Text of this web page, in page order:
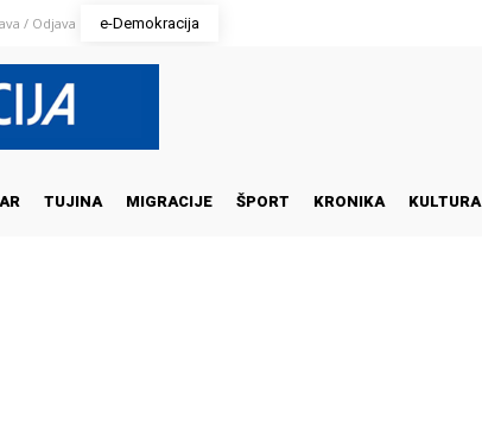
/ Odjava e-Demokracija
TUJINA MIGRACIJE ŠPORT KRONIKA KULTURA